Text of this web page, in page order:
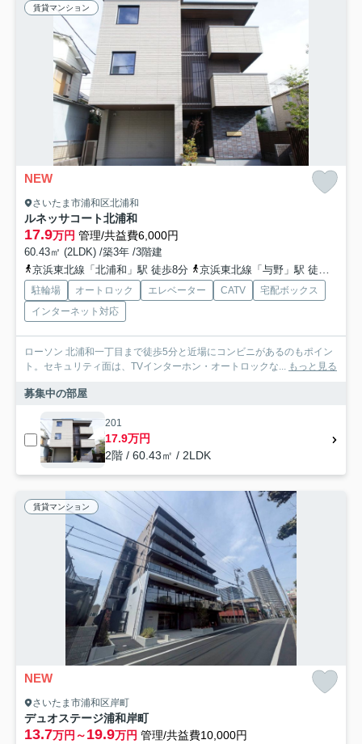
賃貸マンション
NEW
さいたま市浦和区北浦和
ルネッサコート北浦和
17.9万円 管理/共益費6,000円
60.43㎡ (2LDK) /築3年 /3階建
京浜東北線「北浦和」駅 徒歩8分
京浜東北線「与野」駅 徒歩18分
駐輪場 オートロック エレベーター CATV
宅配ボックス
インターネット対応
ローソン 北浦和一丁目まで徒歩5分と近場にコンビニがあるのもポイン
ト。セキュリティ面は、TVインターホン・オートロックな... もっと見る
募集中の部屋
201
17.9万円
2階 / 60.43㎡ / 2LDK
賃貸マンション
NEW
さいたま市浦和区岸町
デュオステージ浦和岸町
13.7万円～19.9万円 管理/共益費10,000円